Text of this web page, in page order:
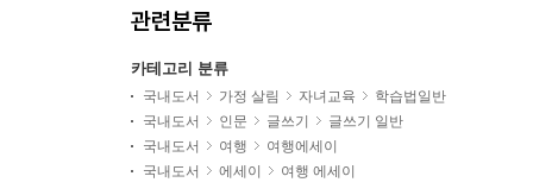
관련분류
카테고리 분류
국내도서 가정 살림 자녀교육
학습법일반
국내도서
인문 글쓰기
글쓰기 일반
국내도서
여행
여행에세이
국내도서
에세이 여행 에세이